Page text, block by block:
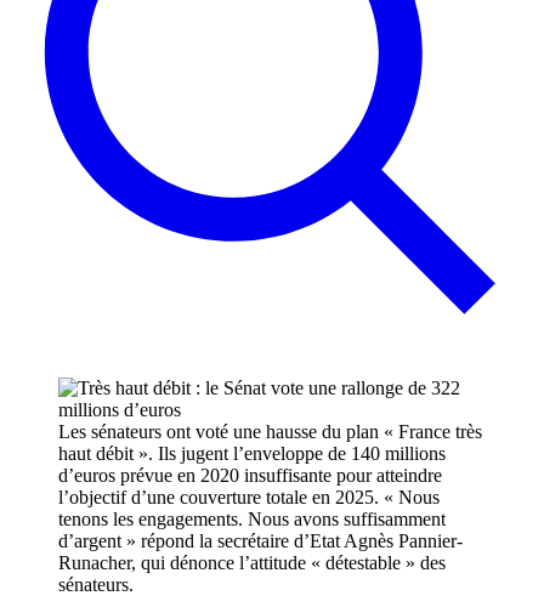
Les sénateurs ont voté une hausse du plan « France très
haut débit ». Ils jugent l’enveloppe de 140 millions
d’euros prévue en 2020 insuffisante pour atteindre
l’objectif d’une couverture totale en 2025. « Nous
tenons les engagements. Nous avons suffisamment
d’argent » répond la secrétaire d’Etat Agnès Pannier-
Runacher, qui dénonce l’attitude « détestable » des
sénateurs.